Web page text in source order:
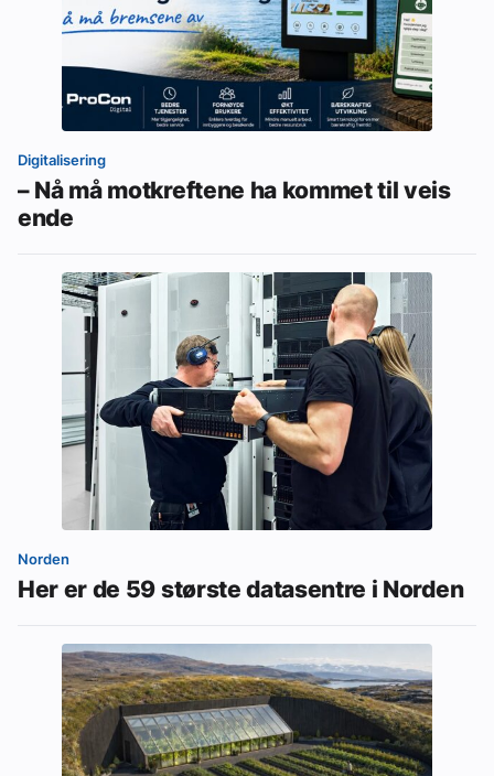
Digitalisering
– Nå må motkreftene ha kommet til veis
ende
Norden
Her er de 59 største datasentre i Norden